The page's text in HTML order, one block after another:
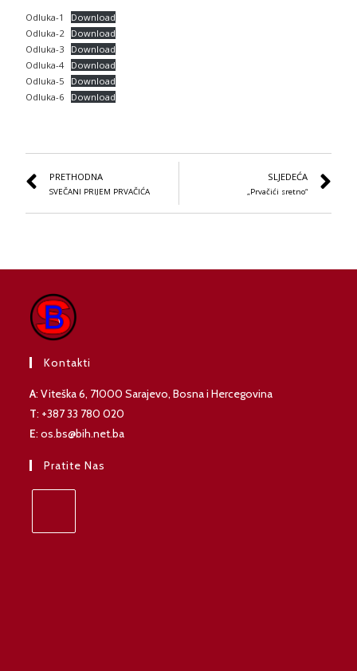
Odluka-1
Download
Odluka-2
Download
Odluka-3
Download
Odluka-4
Download
Odluka-5
Download
Odluka-6
Download
PRETHODNA
SVEČANI PRIJEM PRVAČIĆA
SLJEDEĆA
„Prvačići sretno“
Kontakti
A: Viteška 6, 71000 Sarajevo, Bosna i Hercegovina
T: +387 33 780 020
E: os.bs@bih.net.ba
Pratite Nas